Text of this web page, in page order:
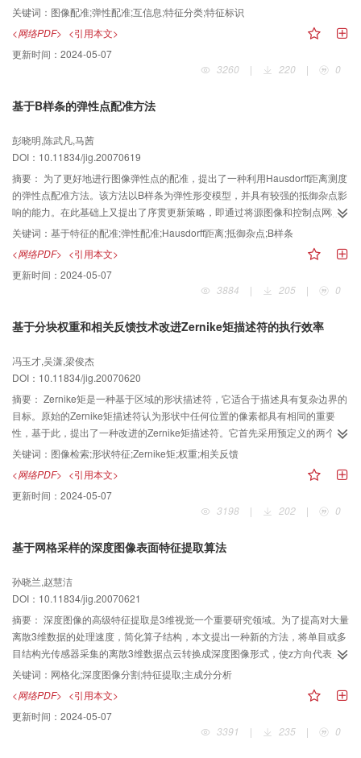
种基于特征分类的互信息医学图像弹性配准方法。该方法先采用图像的灰度和
梯度特征训练自组织映射（self-organized mapping，SOM）神经网络特征分
类器，将图像由高维灰度空间映射到低维特征类别空间；然后，在特征类别空
间进行互信息图像弹性配准。实验结果表明，该方法大大提高了小样本图像配
准的成功率，并可通用于有噪和无噪的医学图像弹性配准中。
关键词： 图像配准;弹性配准;互信息;特征分类;特征标识
<网络PDF> <引用本文>
更新时间： 2024-05-07
3260
| 220 | 0
基于B样条的弹性点配准方法
彭晓明,陈武凡,马茜
DOI：10.11834/jig.20070619
摘要： 为了更好地进行图像弹性点的配准，提出了一种利用Hausdorff距离测度
的弹性点配准方法。该方法以B样条为弹性形变模型，并具有较强的抵御杂点影
响的能力。在此基础上又提出了序贯更新策略，即通过将源图像和控制点网格
进行分块的方法来序贯更新弹性配准参数，从而进一步提高了算法的运算速
度。为验证该方法的配准效果，采用该方法进行了合成图像、手写字体和脑部
MRI图像的弹性配准实验。实验结果表明，该方法在基于特征的弹性配准应用中
具有较好的使用效果。
关键词： 基于特征的配准;弹性配准;Hausdorff距离;抵御杂点;B样条
<网络PDF> <引用本文>
更新时间： 2024-05-07
3884
| 205 | 0
基于分块权重和相关反馈技术改进Zernike矩描述符的执行效率
冯玉才,吴潇,梁俊杰
DOI：10.11834/jig.20070620
摘要： Zernike矩是一种基于区域的形状描述符，它适合于描述具有复杂边界的
目标。原始的Zernike矩描述符认为形状中任何位置的像素都具有相同的重要
性，基于此，提出了一种改进的Zernike矩描述符。它首先采用预定义的两个半
径值对原始形状进行分块，提取各分块的Zernike矩值作为图像的形状特征向
量，然后采用相关反馈信息和各分块间的距离方差来动态调整各个分块的权值
系数，根据欧式距离来计算图像间的相似度。改进的Zernike矩描述符可以根据
人类视觉特征灵活确定形状各部分的重要性，而且相关反馈技术使得提取出来
的图像更加接近用户的需求。实验结果表明，该方法能够有效地改善基于形状
关键词： 图像检索;形状特征;Zernike矩;权重;相关反馈
<网络PDF> <引用本文>
更新时间： 2024-05-07
3198
| 202 | 0
基于网格采样的深度图像表面特征提取算法
孙晓兰,赵慧洁
DOI：10.11834/jig.20070621
摘要： 深度图像的高级特征提取是3维视觉一个重要研究领域。为了提高对大量
离散3维数据的处理速度，简化算子结构，本文提出一种新的方法，将单目或多
目结构光传感器采集的离散3维数据点云转换成深度图像形式，使z方向代表深
度，并实现x、y方向数据的规则网格采样。接着提出一种深度图像分割算法，
先对整幅图像进行边缘提取，得到阶跃和褶皱两种边缘，采用主成分分析法
（PCA）通过计算欧氏距离得到面的法线方向和方向间的夹角。经过两类传感
器采集到的大量图像实验证明，该算法明显优于单纯的边缘或者区域算法，具
有良好的抗噪声性能，满足并行在线测量的要求，并且不受物体形状的约束，
关键词： 网格化;深度图像分割;特征提取;主成分分析
<网络PDF> <引用本文>
更新时间： 2024-05-07
3391
| 235 | 0